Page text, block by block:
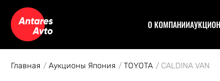
О КОМПАНИИ
Главная Аукционы Япония TOYOTA CALDINA VAN